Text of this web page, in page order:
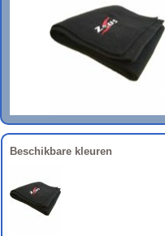
Beschikbare kleuren